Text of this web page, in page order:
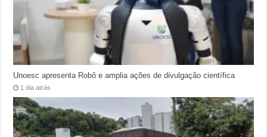
Unoesc apresenta Robô e amplia ações de divulgação científica
1 dia atrás